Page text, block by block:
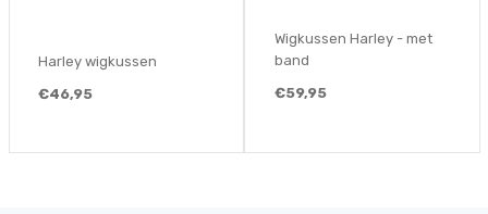
Wigkussen Harley - met
band
Wigkussen